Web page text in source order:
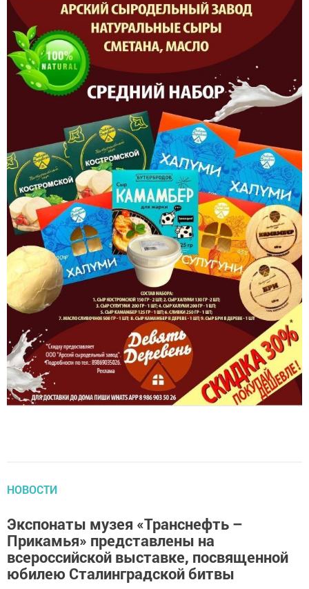
НОВОСТИ
Экспонаты музея «Транснефть –
Прикамья» представлены на
всероссийской выставке, посвященной
юбилею Сталинградской битвы